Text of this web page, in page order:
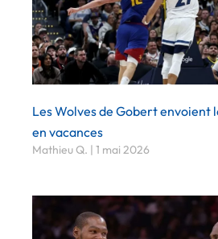
Les Wolves de Gobert envoient
en vacances
Mathieu Q. 1 mai 2026